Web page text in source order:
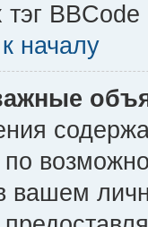
BBCode
началу
по
вашем